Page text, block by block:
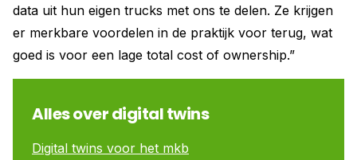
data uit hun eigen trucks met ons te delen. Ze krijgen
er merkbare voordelen in de praktijk voor terug, wat
goed is voor een lage total cost of ownership.”
Alles over digital twins
Digital twins voor het mkb